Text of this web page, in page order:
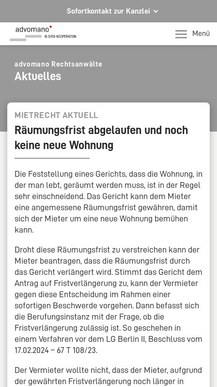
Sofortkontakt zur Kanzlei
Ihre Rechtsberatung in Hagen und Iserlohn
Ihr direkter Kontakt zu uns
Telefon Hagen
+49 2331 91599-0
Per E-Mail für Sie da.
mail@advomano.de
Menü
advomano Rechtsanwälte
Aktuelles
MIETRECHT AKTUELL
Räumungsfrist abgelaufen und noch
keine neue Wohnung
Die Feststellung eines Gerichts, dass die Wohnung, in
der man lebt, geräumt werden muss, ist in der Regel
sehr einschneidend. Das Gericht kann dem Mieter
eine angemessene Räumungsfrist gewähren, damit
sich der Mieter um eine neue Wohnung bemühen
kann.
Droht diese Räumungsfrist zu verstreichen kann der
Mieter beantragen, dass die Räumungsfrist durch
das Gericht verlängert wird. Stimmt das Gericht dem
Antrag auf Fristverlängerung zu, kann der Vermieter
gegen diese Entscheidung im Rahmen einer
sofortigen Beschwerde vorgehen. Dann befasst sich
die Berufungsinstanz mit der Frage, ob die
Fristverlängerung zulässig ist. So geschehen in
einem Verfahren vor dem LG Berlin II, Beschluss vom
17.02.2024 – 67 T 108/23.
Der Vermieter wollte nicht, dass der Mieter, aufgrund
der gewährten Fristverlängerung noch länger in